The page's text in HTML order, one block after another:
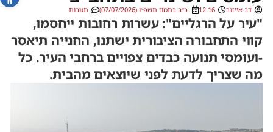
דב אייזנר 12:16 כ״ב בתמוז תשפ״ו (07/07/2026) תגובות
"עיר על הרגליים": עשרות רחובות ייחסמו,
קווי התחבורה הציבורית ישתנו, החנייה תיאסר
-ועומסי תנועה כבדים צפויים ברחבי העיר. כל
מה שצריך לדעת לפני שיוצאים מהבית.